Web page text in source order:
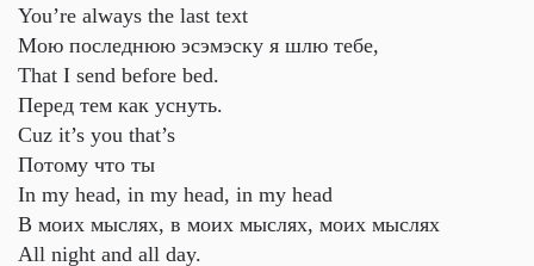
You’re always the last text
Мою последнюю эсэмэску я шлю тебе,
That I send before bed.
Перед тем как уснуть.
Cuz it’s you that’s
Потому что ты
In my head, in my head, in my head
В моих мыслях, в моих мыслях, моих мыслях
All night and all day.